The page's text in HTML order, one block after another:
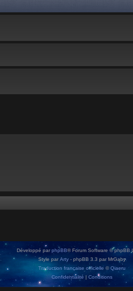
Développé parphpBB® Forum Software © phpBB
Style par Arty - phpBB 3.3 par MrGaby
Traduction française officielle ©Qiaeru
Confidentialité | Conditions